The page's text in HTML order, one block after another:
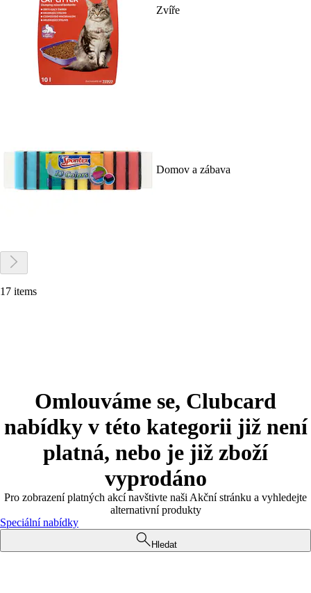
Zvíře
Domov a zábava
17 items
Omlouváme se, Clubcard
nabídky v této kategorii již není
platná, nebo je již zboží
vyprodáno
Pro zobrazení platných akcí navštivte naši Akční stránku a vyhledejte
alternativní produkty
Speciální nabídky
Hledat